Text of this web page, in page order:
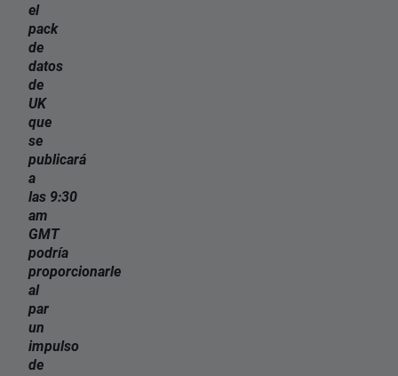
el
pack
de
datos
de
UK
que
se
publicará
a
las 9:30
am
GMT
podría
proporcionarle
al
par
un
impulso
de